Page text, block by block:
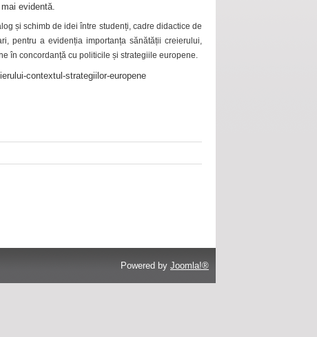
evidentă.
și schimb de idei între studenți, cadre didactice de
pentru a evidenția importanța sănătății creierului,
în concordanță cu politicile și strategiile europene.
contextul-strategiilor-europene
Powered by Joomla!®